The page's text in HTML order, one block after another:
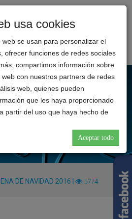
usa cookies
se usan para personalizar el
ofrecer funciones de redes sociales
compartimos información sobre
con nuestros partners de redes
web, quienes pueden
que les haya proporcionado
partir del uso que haya hecho de
Aceptar todo
DE NAVIDAD 2016 | 5774